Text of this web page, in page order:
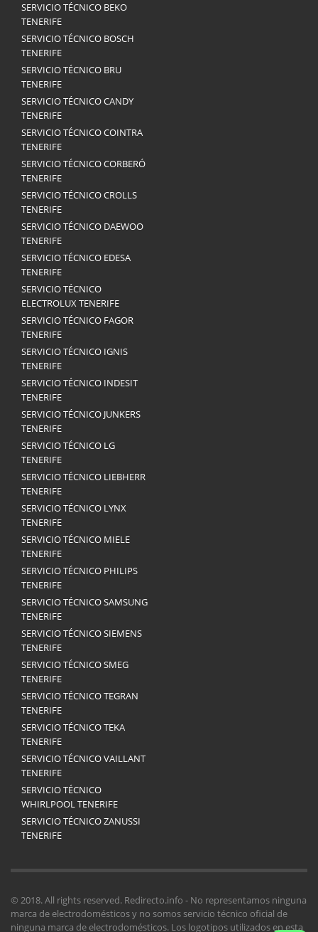
SERVICIO TÉCNICO BEKO
TENERIFE
SERVICIO TÉCNICO BOSCH
TENERIFE
SERVICIO TÉCNICO BRU
TENERIFE
SERVICIO TÉCNICO CANDY
TENERIFE
SERVICIO TÉCNICO COINTRA
TENERIFE
SERVICIO TÉCNICO CORBERÓ
TENERIFE
SERVICIO TÉCNICO CROLLS
TENERIFE
SERVICIO TÉCNICO DAEWOO
TENERIFE
SERVICIO TÉCNICO EDESA
TENERIFE
SERVICIO TÉCNICO
ELECTROLUX TENERIFE
SERVICIO TÉCNICO FAGOR
TENERIFE
SERVICIO TÉCNICO IGNIS
TENERIFE
SERVICIO TÉCNICO INDESIT
TENERIFE
SERVICIO TÉCNICO JUNKERS
TENERIFE
SERVICIO TÉCNICO LG
TENERIFE
SERVICIO TÉCNICO LIEBHERR
TENERIFE
SERVICIO TÉCNICO LYNX
TENERIFE
SERVICIO TÉCNICO MIELE
TENERIFE
SERVICIO TÉCNICO PHILIPS
TENERIFE
SERVICIO TÉCNICO SAMSUNG
TENERIFE
SERVICIO TÉCNICO SIEMENS
TENERIFE
SERVICIO TÉCNICO SMEG
TENERIFE
SERVICIO TÉCNICO TEGRAN
TENERIFE
SERVICIO TÉCNICO TEKA
TENERIFE
SERVICIO TÉCNICO VAILLANT
TENERIFE
SERVICIO TÉCNICO
WHIRLPOOL TENERIFE
SERVICIO TÉCNICO ZANUSSI
TENERIFE
© 2018. All rights reserved. Redirecto.info - No representamos ninguna
marca de electrodomésticos y no somos servicio técnico oficial de
ninguna marca de electrodomésticos. Los logotipos utilizados en esta